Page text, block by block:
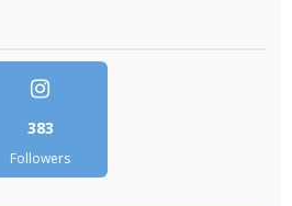
383
Followers